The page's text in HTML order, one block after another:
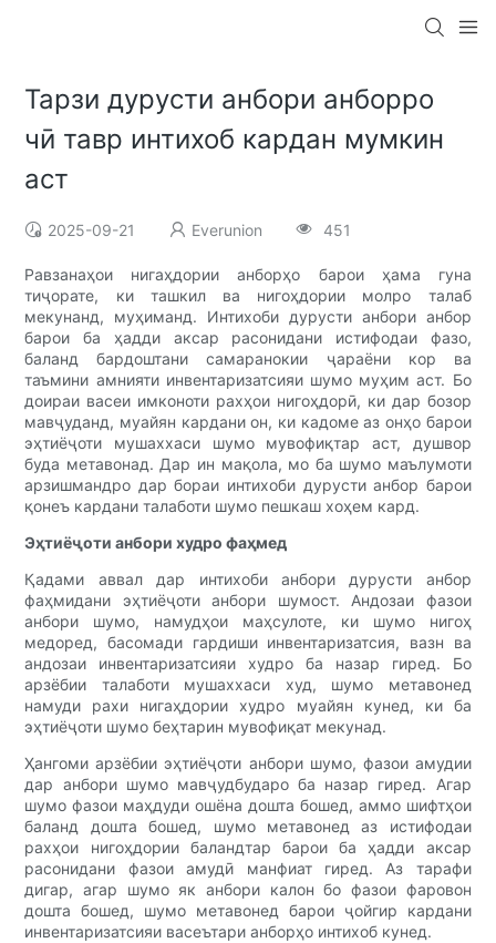
Тарзи дурусти анбори анборро
чӣ тавр интихоб кардан мумкин
аст
2025-09-21 Everunion 451
Равзанаҳои нигаҳдории анборҳо барои ҳама гуна
тиҷорате, ки ташкил ва нигоҳдории молро талаб
мекунанд, муҳиманд. Интихоби дурусти анбори анбор
барои ба ҳадди аксар расонидани истифодаи фазо,
баланд бардоштани самаранокии ҷараёни кор ва
таъмини амнияти инвентаризатсияи шумо муҳим аст. Бо
доираи васеи имконоти рахҳои нигоҳдорӣ, ки дар бозор
мавҷуданд, муайян кардани он, ки кадоме аз онҳо барои
эҳтиёҷоти мушаххаси шумо мувофиқтар аст, душвор
буда метавонад. Дар ин мақола, мо ба шумо маълумоти
арзишмандро дар бораи интихоби дурусти анбор барои
қонеъ кардани талаботи шумо пешкаш хоҳем кард.
Эҳтиёҷоти анбори худро фаҳмед
Қадами аввал дар интихоби анбори дурусти анбор
фаҳмидани эҳтиёҷоти анбори шумост. Андозаи фазои
анбори шумо, намудҳои маҳсулоте, ки шумо нигоҳ
медоред, басомади гардиши инвентаризатсия, вазн ва
андозаи инвентаризатсияи худро ба назар гиред. Бо
арзёбии талаботи мушаххаси худ, шумо метавонед
намуди рахи нигаҳдории худро муайян кунед, ки ба
эҳтиёҷоти шумо беҳтарин мувофиқат мекунад.
Ҳангоми арзёбии эҳтиёҷоти анбори шумо, фазои амудии
дар анбори шумо мавҷудбударо ба назар гиред. Агар
шумо фазои маҳдуди ошёна дошта бошед, аммо шифтҳои
баланд дошта бошед, шумо метавонед аз истифодаи
рахҳои нигоҳдории баландтар барои ба ҳадди аксар
расонидани фазои амудӣ манфиат гиред. Аз тарафи
дигар, агар шумо як анбори калон бо фазои фаровон
дошта бошед, шумо метавонед барои ҷойгир кардани
инвентаризатсияи васеътари анборҳо интихоб кунед.